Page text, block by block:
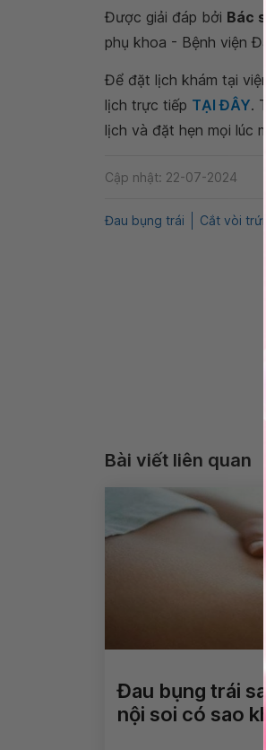
Được giải đáp bởi Bác
phụ khoa - Bệnh viện
Để đặt lịch khám tại
lịch trực tiếp TẠI ĐÂY.
lịch và đặt hẹn mọi lúc
Cập nhật: 22-07-2024
Đau bụng trái Cắt vòi
Bài viết liên quan
Đau bụng trái
nội soi có sao